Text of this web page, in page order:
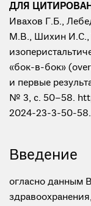
ДЛЯ
Ивахов Г.Б.,
М.В., Шихин И.С.,
«бок-в-бок»
и первые
№ 3, с. 50–58.
2024-23-3-50-58.
Введение
огласно данным